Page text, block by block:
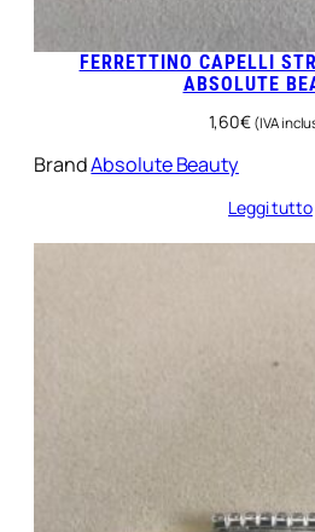
FERRETTINO CAPELLI
ABSOLUTE
1,60€ (IVA
BrandAbsolute Beauty
Leggi tutto